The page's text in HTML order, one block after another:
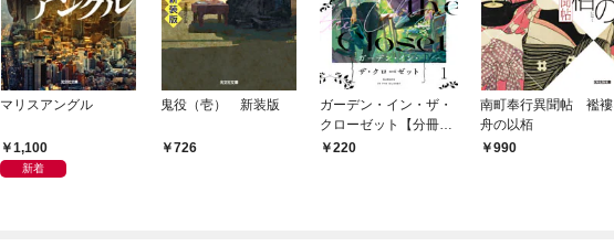
マリスアングル
1,100
新着
鬼役（壱） 新装版
726
ガーデン・イン・ザ・
クローゼット【分冊
版】1
220
南町奉行異聞帖 襤褸
舟の以栢
990